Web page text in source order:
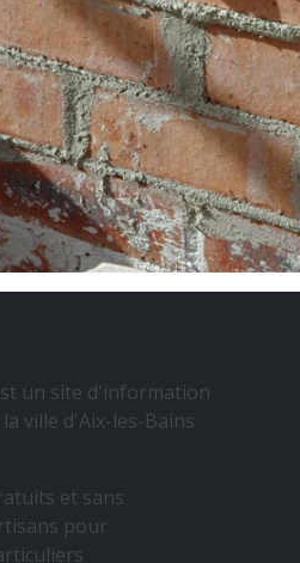
un site d'information
ville d'Aix-les-Bains
et sans
pour